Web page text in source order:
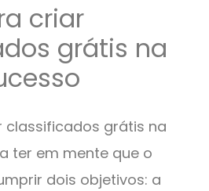
criar
grátis na
classificados grátis na
ter em mente que o
dois objetivos: a